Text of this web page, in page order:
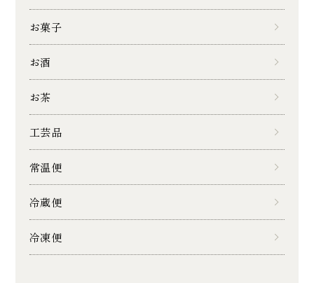
お菓子
お酒
お茶
工芸品
常温便
冷蔵便
冷凍便